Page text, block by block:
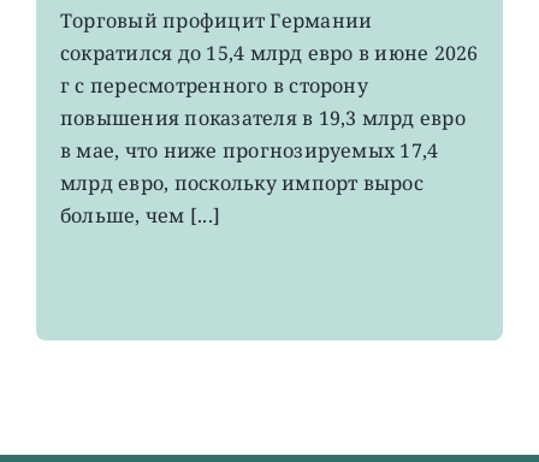
EWG:
немецкий
экспорт
вырос
4-
летнего
Торговый профицит Германии
сократился до 15,4 млрд евро в июне 2026
г с пересмотренного в сторону
повышения показателя в 19,3 млрд евро
в мае, что ниже прогнозируемых 17,4
млрд евро, поскольку импорт вырос
больше, чем [...]